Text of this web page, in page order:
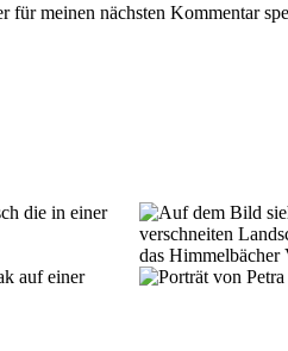
meinen nächsten Kommentar